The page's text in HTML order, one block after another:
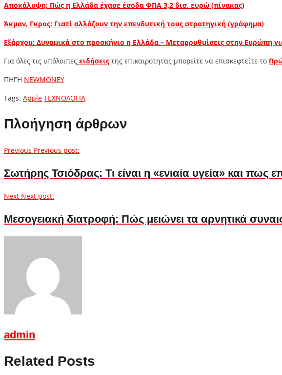
Αποκάλυψη: Πώς η Ελλάδα έχασε έσοδα ΦΠΑ 3,2 δισ. ευρώ (πίνακας)
Άκμαν, Γκρος: Γιατί αλλάζουν την επενδυτική τους στρατηγική (γράφημα)
Εξάρχου: Δυναμικά στο προσκήνιο η Ελλάδα – Μεταρρυθμίσεις στην Ευρώπη
Για όλες τις υπόλοιπες ειδήσεις της επικαιρότητας μπορείτε να επισκεφτείτε το
ΠΗΓΗ NEWMONEY
Tags: Apple ΤΕΧΝΟΛΟΓΙΑ
Πλοήγηση άρθρων
Previous Previous post:
Σωτήρης Τσιόδρας: Τι είναι η «ενιαία υγεία» και πως
Next Next post:
Μεσογειακή διατροφή: Πώς μειώνει τα αρνητικά
admin
Related Posts